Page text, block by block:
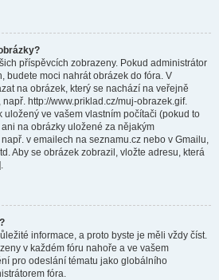
příspěvcích zobrazeny. Pokud administrátor
budete moci nahrát obrázek do fóra. V
na obrázek, který se nachází na veřejně
http://www.priklad.cz/muj-obrazek.gif.
uložený ve vašem vlastním počítači (pokud to
na obrázky uložené za nějakým
v emailech na seznamu.cz nebo v Gmailu,
Aby se obrázek zobrazil, vložte adresu, která
informace, a proto byste je měli vždy číst.
v každém fóru nahoře a ve vašem
pro odeslání tématu jako globálního
fóra.